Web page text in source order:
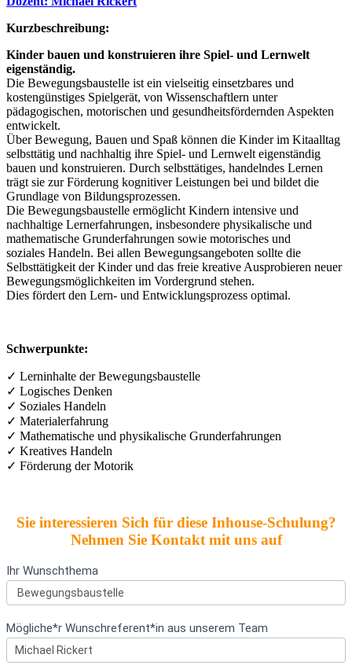
Kurzbeschreibung:
Kinder bauen und konstruieren ihre Spiel- und Lernwelt
eigenständig.
Die Bewegungsbaustelle ist ein vielseitig einsetzbares und
kostengünstiges Spielgerät, von Wissenschaftlern unter
pädagogischen, motorischen und gesundheitsfördernden Aspekten
entwickelt.
Über Bewegung, Bauen und Spaß können die Kinder im Kitaalltag
selbsttätig und nachhaltig ihre Spiel- und Lernwelt eigenständig
bauen und konstruieren. Durch selbsttätiges, handelndes Lernen
trägt sie zur Förderung kognitiver Leistungen bei und bildet die
Grundlage von Bildungsprozessen.
Die Bewegungsbaustelle ermöglicht Kindern intensive und
nachhaltige Lernerfahrungen, insbesondere physikalische und
mathematische Grunderfahrungen sowie motorisches und
soziales Handeln. Bei allen Bewegungsangeboten sollte die
Selbsttätigkeit der Kinder und das freie kreative Ausprobieren neuer
Bewegungsmöglichkeiten im Vordergrund stehen.
Dies fördert den Lern- und Entwicklungsprozess optimal.
Schwerpunkte:
✓ Lerninhalte der Bewegungsbaustelle
✓ Logisches Denken
✓ Soziales Handeln
✓ Materialerfahrung
✓ Mathematische und physikalische Grunderfahrungen
✓ Kreatives Handeln
✓ Förderung der Motorik
Sie interessieren Sich für diese Inhouse-Schulung?
Nehmen Sie Kontakt mit uns auf
Kontakt
Bewegungsbaustelle
–
Angebote
für
den
Ihr Wunschthema
Mögliche*r Wunschreferent*in aus unserem Team